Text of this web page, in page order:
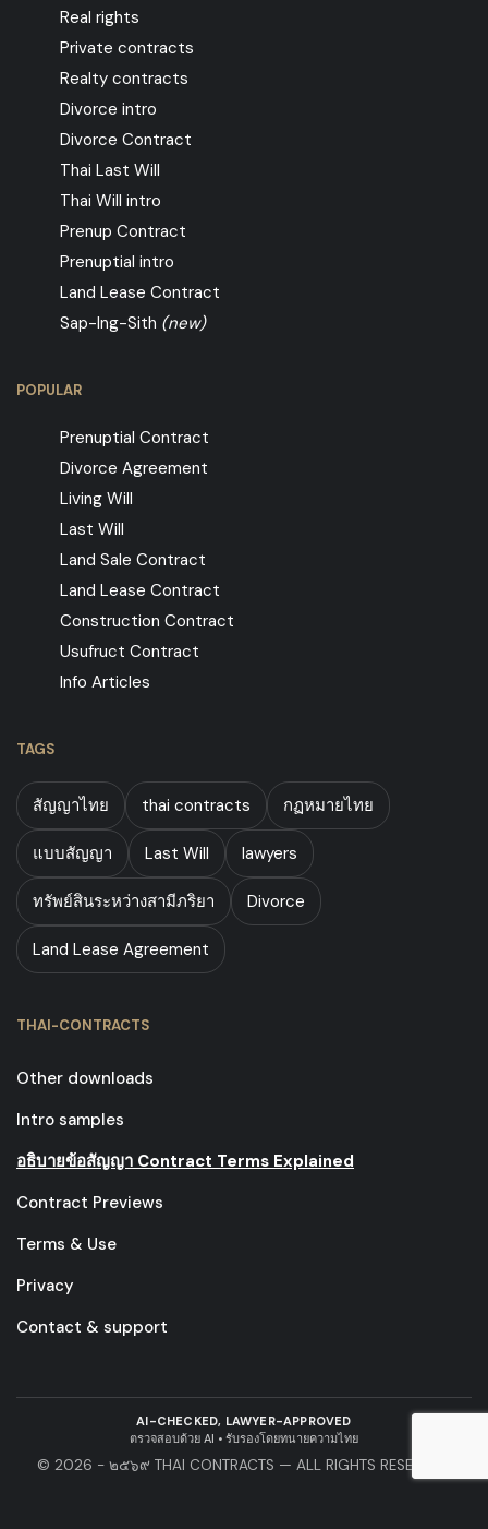
Real rights
Private contracts
Realty contracts
Divorce intro
Divorce Contract
Thai Last Will
Thai Will intro
Prenup Contract
Prenuptial intro
Land Lease Contract
Sap-Ing-Sith (new)
POPULAR
Prenuptial Contract
Divorce Agreement
Living Will
Last Will
Land Sale Contract
Land Lease Contract
Construction Contract
Usufruct Contract
Info Articles
TAGS
สัญญาไทย thai contracts กฏหมายไทย
แบบสัญญา Last Will lawyers
ทรัพย์สินระหว่างสามีภริยา Divorce
Land Lease Agreement
THAI-CONTRACTS
Other downloads
Intro samples
อธิบายข้อสัญญา Contract Terms Explained
Contract Previews
Terms & Use
Privacy
Contact & support
AI-CHECKED, LAWYER-APPROVED
ตรวจสอบด้วย AI • รับรองโดยทนายความไทย
© 2026 - ๒๕๖๙ THAI CONTRACTS — ALL RIGHTS RESERVED.